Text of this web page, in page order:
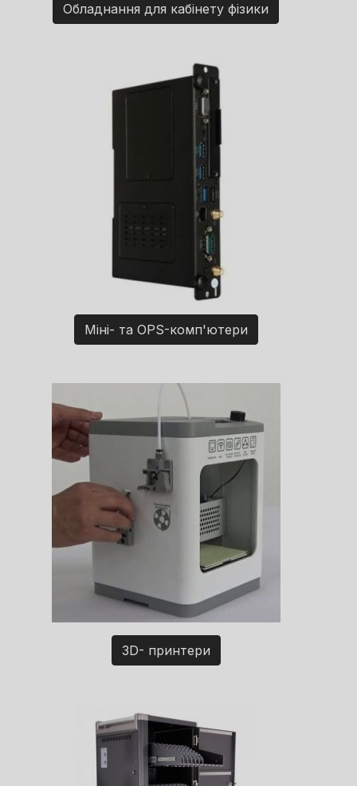
Обладнання для кабінету фізики
Міні- та OPS-комп'ютери
3D- принтери